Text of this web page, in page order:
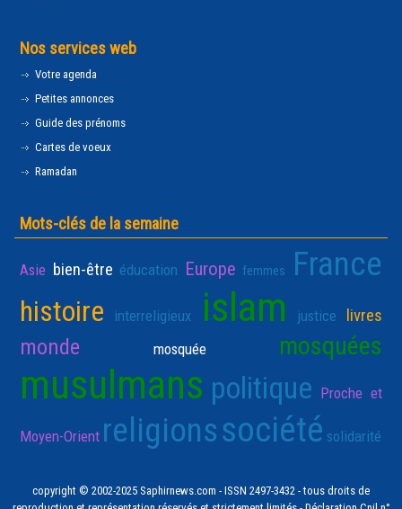
Nos services web
Votre agenda
Petites annonces
Guide des prénoms
Cartes de voeux
Ramadan
Mots-clés de la semaine
Asie bien-être éducation Europe femmes France
histoire interreligieux islam justice livres
monde mosquée mosquées
musulmans politique Proche et
Moyen-Orient religionssociété solidarité
copyright © 2002-2025 Saphirnews.com - ISSN 2497-3432 - tous droits de